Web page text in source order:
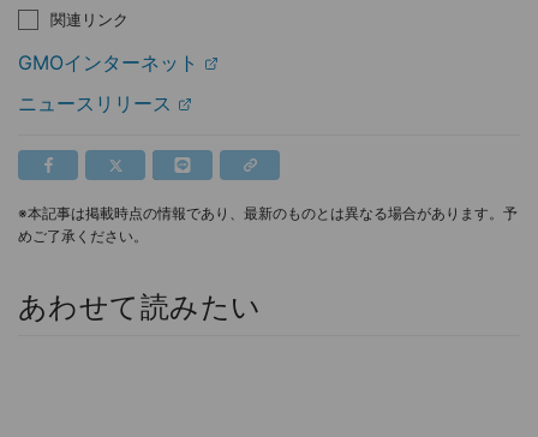
関連リンク
GMOインターネット
ニュースリリース
※本記事は掲載時点の情報であり、最新のものとは異なる場合があります。予
めご了承ください。
あわせて読みたい